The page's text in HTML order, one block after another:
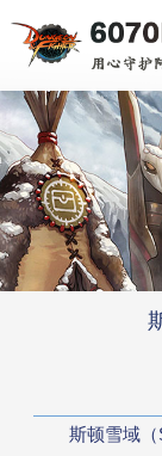
DNF
怀
旧
服
地
城
与
怀
旧
服
地
下
城
与
勇
士
怀
旧
服
斯顿雪域